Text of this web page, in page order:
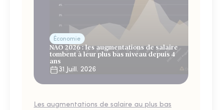
Économie
NAO 2026 : les augmentations de salaire
tombent à leur plus bas niveau depuis 4
ans
31 Juill. 2026
Les augmentations de salaire au plus bas